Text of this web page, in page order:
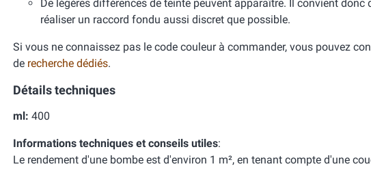
De légères différences de teinte peuvent apparaître. Il convient
réaliser un raccord fondu aussi discret que possible.
Si vous ne connaissez pas le code couleur à commander, vous pouvez
de recherche dédiés.
Détails techniques
ml: 400
Informations techniques et conseils utiles:
Le rendement d'une bombe est d'environ 1 m², en tenant compte d'une